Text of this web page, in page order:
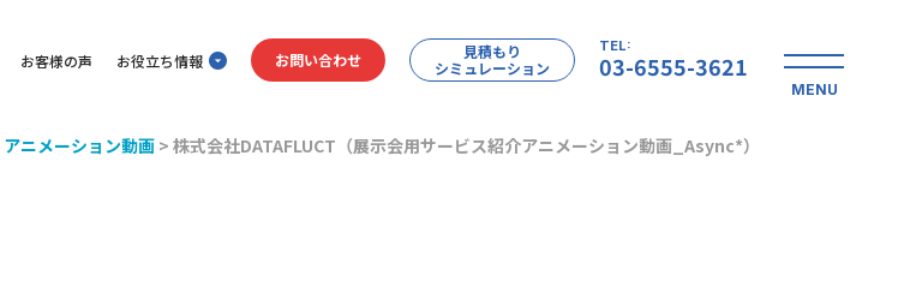
お客様の声 お役立ち情報 お問い合わせ
見積もり
シミュレーション
TEL:
03-6555-3621
MENU
アニメーション動画 > 株式会社DATAFLUCT（展示会用サービス紹介アニメーション動画_Async*）